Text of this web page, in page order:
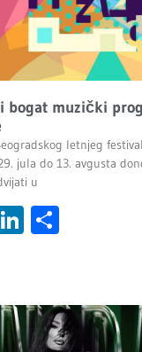
bogat muzički
letnjeg
jula do 13. avgusta
u
LinkedIn